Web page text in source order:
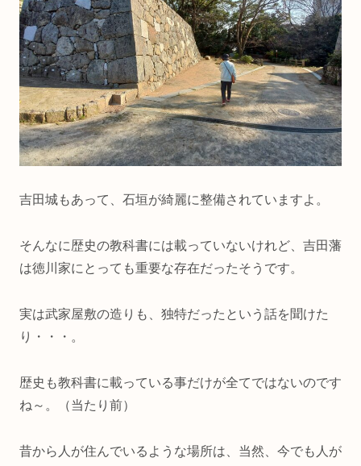
吉田城もあって、石垣が綺麗に整備されていますよ。
そんなに歴史の教科書には載っていないけれど、吉田藩
は徳川家にとっても重要な存在だったそうです。
実は武家屋敷の造りも、独特だったという話を聞けた
り・・・。
歴史も教科書に載っている事だけが全てではないのです
ね～。（当たり前）
昔から人が住んでいるような場所は、当然、今でも人が